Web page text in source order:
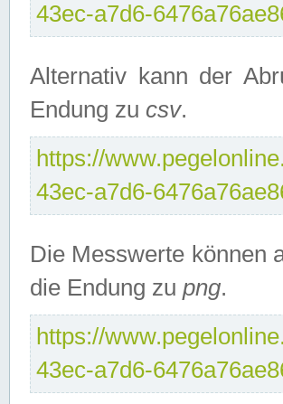
43ec-a7d6-
Alternativ kann der
Endung zu csv.
https://
43ec-a7d6-
Die Messwerte können
die Endung zu png.
https://
43ec-a7d6-